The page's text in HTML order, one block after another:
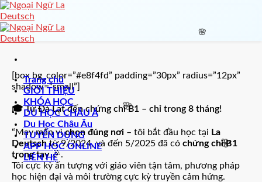
🌸
🌸
Skip
to
content
Trang chủ
GIỚI THIỆU
KHÓA HỌC
DU HỌC CHÂU Á
Du Học Châu Âu
TUYỂN DỤNG
APP HỌC ONLINE
LIÊN HỆ
[box bg_color=”#e8f4fd” padding=”30px” radius=”12px”
shadow=”small”]
🎓 Từ Đà Lạt đến chứng chỉ B1 – chỉ trong 8 tháng!
“May mắn vìchọn đúng nơi – tôi bắt đầu học tại La
Deutschtừ 9/2024, và đến 5/2025 đã có chứng chỉ B1
trong tay🎉.
Tôi cực kỳ ấn tượng với giáo viên tận tâm, phương pháp
học hiện đại và môi trường cực kỳ truyền cảm hứng.